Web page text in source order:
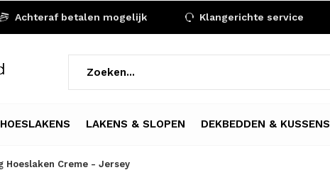
HOESLAKENS LAKENS & SLOPEN DEKBEDDEN & KUSSENS
Achteraf betalen mogelijk Klangerichte service
Hoeslaken Creme - Jersey